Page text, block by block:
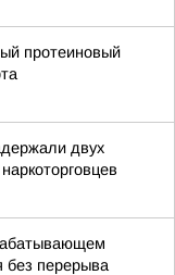
протеиновый
двух
без перерыва